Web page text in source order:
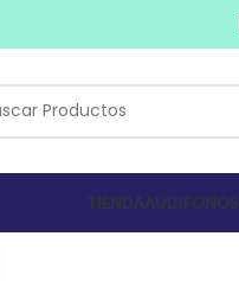
TIENDAAUDIFONOS